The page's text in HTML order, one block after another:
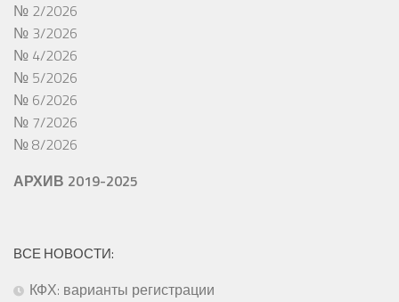
№ 2/2026
№ 3/2026
№ 4/2026
№ 5/2026
№ 6/2026
№ 7/2026
№ 8/2026
АРХИВ 2019-2025
ВСЕ НОВОСТИ:
КФХ: варианты регистрации